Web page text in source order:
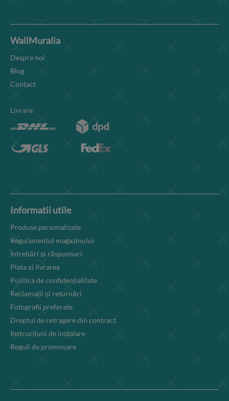
WallMuralia
Despre noi
Blog
Contact
Livrare
Informatii utile
Produse personalizate
Regulamentul magazinului
Întrebări și răspunsuri
Plata și livrarea
Politica de confidențialitate
Reclamații și returnări
Fotografii preferate
Dreptul de retragere din contract
Instrucțiuni de instalare
Reguli de promovare